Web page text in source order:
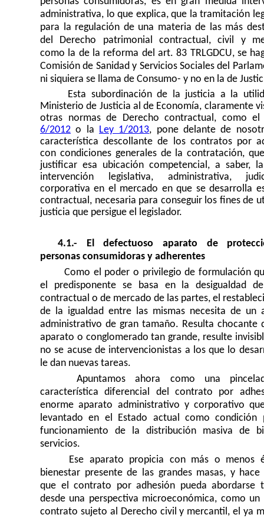
administrativa, lo que explica, que la tramitación
para la regulación de una materia de las más
del Derecho patrimonial contractual, civil y
como la de la reforma del art. 83 TRLGDCU, se
Comisión de Sanidad y Servicios Sociales del
ni siquiera se llama de Consumo- y no en la de
Esta subordinación de la justicia a la
Ministerio de Justicia al de Economía, claramente
otras normas de Derecho contractual, como
6/2012 o la Ley 1/2013, pone delante de
característica descollante de los contratos por
con condiciones generales de la contratación,
justificar esa ubicación competencial, a saber,
intervención legislativa, administrativa,
corporativa en el mercado en que se desarrolla
contractual, necesaria para conseguir los finesde
justicia que persigue el legislador.
4.1.- El defectuoso aparato de
personas consumidoras y adherentes
Como el poder o privilegio de formulación
el predisponente se basa en la desigualdad
contractual o de mercado de las partes, el
de la igualdad entre las mismas necesita de un
administrativo de gran tamaño. Resulta chocante
aparato o conglomerado tan grande, resulte
no se acuse de intervencionistas a los que lo
le dan nuevas tareas.
Apuntamos ahora como una
característica diferencial del contrato por
enorme aparato administrativo y corporativo
levantado en el Estado actual como condición
funcionamiento de la distribución masiva de
servicios.
Ese aparato propicia con más o menos
bienestar presente de las grandes masas, y hace
que el contrato por adhesión pueda abordarse
desde una perspectiva microeconómica, como
contrato sujeto al Derecho civil y mercantil, el ya